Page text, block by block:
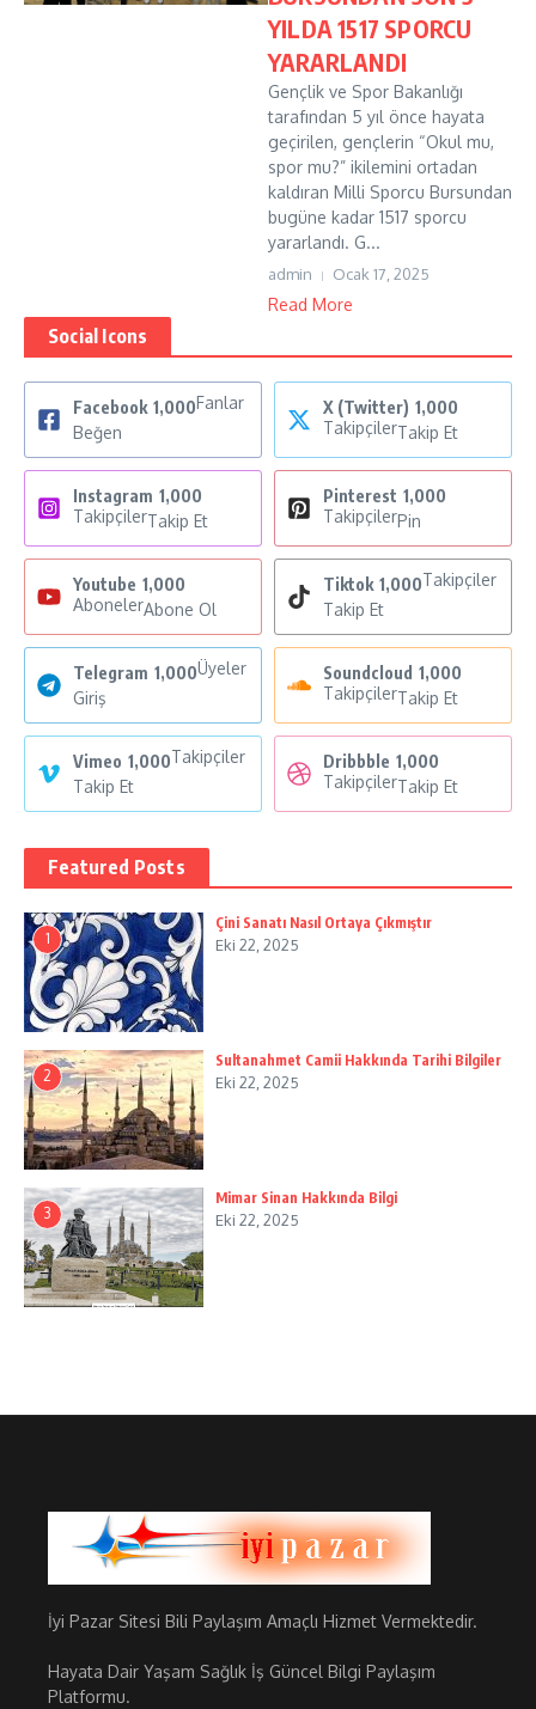
YILDA 1517 SPORCU
YARARLANDI
Gençlik ve Spor Bakanlığı
tarafından 5 yıl önce hayata
geçirilen, gençlerin “Okul mu,
spor mu?” ikilemini ortadan
kaldıran Milli Sporcu Bursundan
bugüne kadar 1517 sporcu
yararlandı. G...
admin Ocak 17, 2025
Read More
Social Icons
Facebook 1,000Fanlar
Beğen
X (Twitter) 1,000
TakipçilerTakip Et
Instagram 1,000
TakipçilerTakip Et
Pinterest 1,000
TakipçilerPin
Youtube 1,000
AbonelerAbone Ol
Tiktok 1,000Takipçiler
Takip Et
Telegram 1,000Üyeler
Giriş
Soundcloud 1,000
TakipçilerTakip Et
Vimeo 1,000Takipçiler
Takip Et
Dribbble 1,000
TakipçilerTakip Et
Featured Posts
1
Çini Sanatı Nasıl Ortaya Çıkmıştır
Eki 22, 2025
2
Sultanahmet Camii Hakkında Tarihi Bilgiler
Eki 22, 2025
3
Mimar Sinan Hakkında Bilgi
Eki 22, 2025
İyi Pazar Sitesi Bili Paylaşım Amaçlı Hizmet Vermektedir.
Hayata Dair Yaşam Sağlık İş Güncel Bilgi Paylaşım
Platformu.